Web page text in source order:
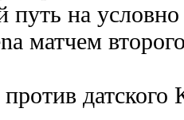
путь на
матчем
датского